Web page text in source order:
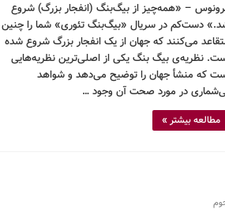
– «همه‌چیز از بیگ‌بنگ (انفجار بزرگ) شروع
دست‌کم در سریال «بیگ‌بنگ تئوری» شما را چنین
می‌کنند که جهان از یک انفجار بزرگ شروع شده
نظریه‌ی بیگ بنگ یکی از اصلی‌ترین نظریه‌هایی
که منشأ جهان را توضیح می‌دهد و شواهد
در مورد صحت آن وجود …
مطالعه بیشتر »